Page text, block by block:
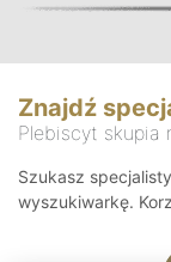
Znajdź
Plebiscyt skupia
Szukasz
wyszukiwarkę.